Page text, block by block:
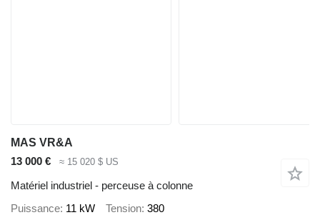
MAS VR&A
13 000 €
≈ 15 020 $ US
Matériel industriel - perceuse à colonne
Puissance 11 kW Tension 380